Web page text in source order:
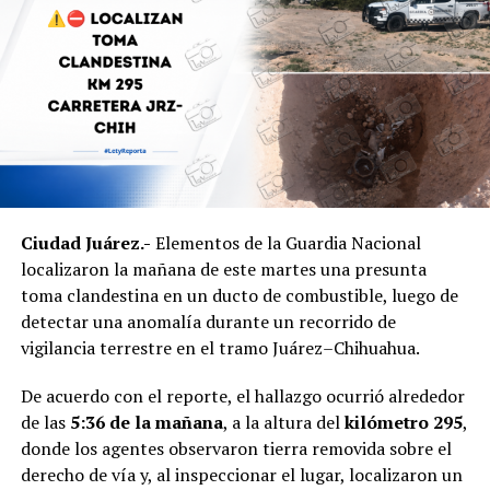
Ciudad Juárez.- Elementos de la Guardia Nacional
localizaron la mañana de este martes una presunta
toma clandestina en un ducto de combustible, luego de
detectar una anomalía durante un recorrido de
vigilancia terrestre en el tramo Juárez–Chihuahua.
De acuerdo con el reporte, el hallazgo ocurrió alrededor
de las 5:36 de la mañana, a la altura delkilómetro 295,
donde los agentes observaron tierra removida sobre el
derecho de vía y, al inspeccionar el lugar, localizaron un